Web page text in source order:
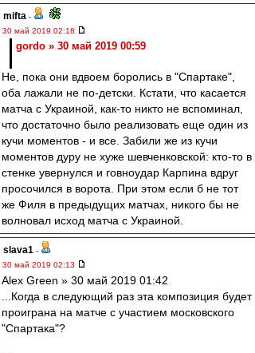
mifta -
30 май 2019 02:18
gordo » 30 май 2019 00:59
Не, пока они вдвоем боролись в "Спартаке",
оба лажали не по-детски. Кстати, что касается
матча с Украиной, как-то никто не вспоминал,
что достаточно было реализовать еще один из
кучи моментов - и все. Забили же из кучи
моментов дуру не хуже шевченковской: кто-то в
стенке увернулся и говноудар Карпина вдруг
просочился в ворота. При этом если б не тот
же Филя в предыдущих матчах, никого бы не
волновал исход матча с Украиной.
slava1 -
30 май 2019 02:13
Alex Green » 30 май 2019 01:42
...Когда в следующий раз эта композиция будет
проиграна на матче с участием московского
"Спартака"?